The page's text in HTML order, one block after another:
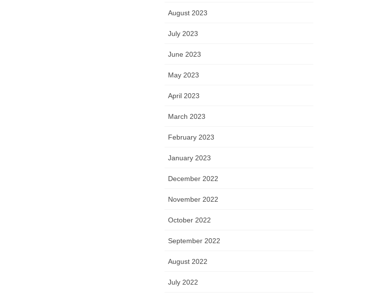
August 2023
July 2023
June 2023
May 2023
April 2023
March 2023
February 2023
January 2023
December 2022
November 2022
October 2022
September 2022
August 2022
July 2022